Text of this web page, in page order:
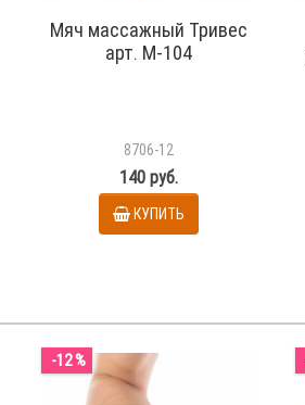
Мяч массажный Тривес
арт. М-104
8706-12
140 руб.
КУПИТЬ
-12 %